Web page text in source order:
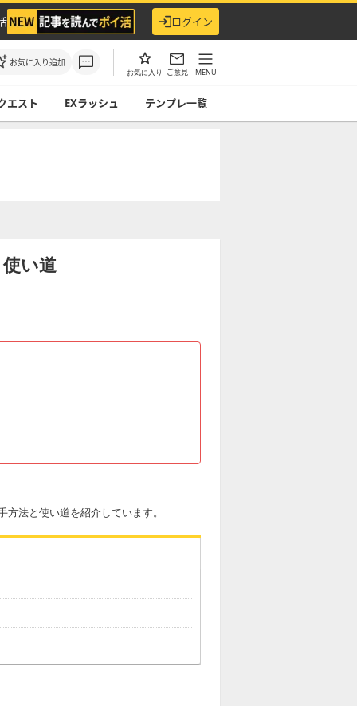
ログイン
お気に入り追加
お気に入り ご意見 MENU
エスト EXラッシュ テンプレ一覧
い道
法と使い道を紹介しています。